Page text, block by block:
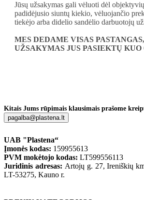
Jūsų užsakymas gali vėluoti dėl
padidėjusio siuntų kiekio, vėluojančio
tiekėjo arba didelio sandėlio darbuotojų
MES DEDAME VISAS
UŽSAKYMAS JUS PASIEKTŲ
Kitais Jums rūpimais klausimais prašome
pagalba@plastena.lt
UAB "Plastena“
Įmonės kodas: 159955613
PVM mokėtojo kodas: LT599556113
Juridinis adresas: Artojų g. 27, Ireniškių
LT-53275, Kauno r.